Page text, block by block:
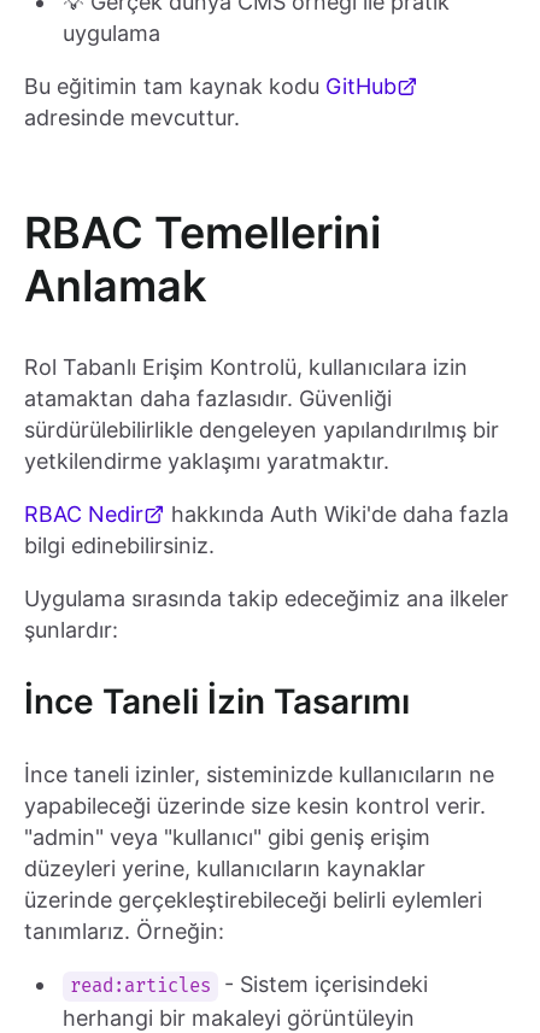
uygulama
Bu eğitimin tam kaynak kodu GitHub
adresinde mevcuttur.
RBAC Temellerini
Anlamak
Rol Tabanlı Erişim Kontrolü, kullanıcılara izin
atamaktan daha fazlasıdır. Güvenliği
sürdürülebilirlikle dengeleyen yapılandırılmış bir
yetkilendirme yaklaşımı yaratmaktır.
RBAC Nedir
hakkında Auth Wiki'de daha fazla
bilgi edinebilirsiniz.
Uygulama sırasında takip edeceğimiz ana ilkeler
şunlardır:
İnce Taneli İzin Tasarımı
İnce taneli izinler, sisteminizde kullanıcıların ne
yapabileceği üzerinde size kesin kontrol verir.
"admin" veya "kullanıcı" gibi geniş erişim
düzeyleri yerine, kullanıcıların kaynaklar
üzerinde gerçekleştirebileceği belirli eylemleri
tanımlarız. Örneğin:
read:articles
- Sistem içerisindeki
herhangi bir makaleyi görüntüleyin